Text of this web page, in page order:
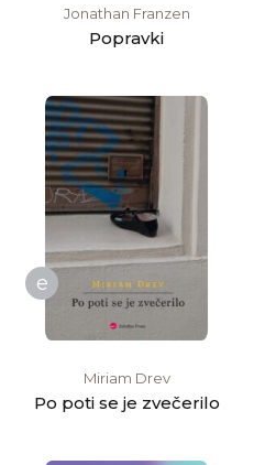
Jonathan Franzen
Popravki
e
Miriam Drev
Po poti se je zvečerilo